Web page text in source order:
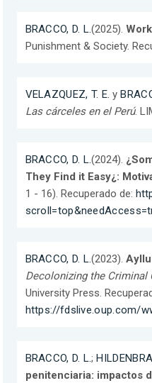
BRACCO, D. L.(2025).
Punishment & Society.
VELAZQUEZ, T. E. y
Las cárceles en el Perú.
BRACCO, D. L.(2024).
They Find it Easy¿:
1 - 16). Recuperado de:
BRACCO, D. L.(2023).
Decolonizing the Criminal
University Press.
https://fdslive.oup.com/
BRACCO, D. L.;
penitenciaria: impactos